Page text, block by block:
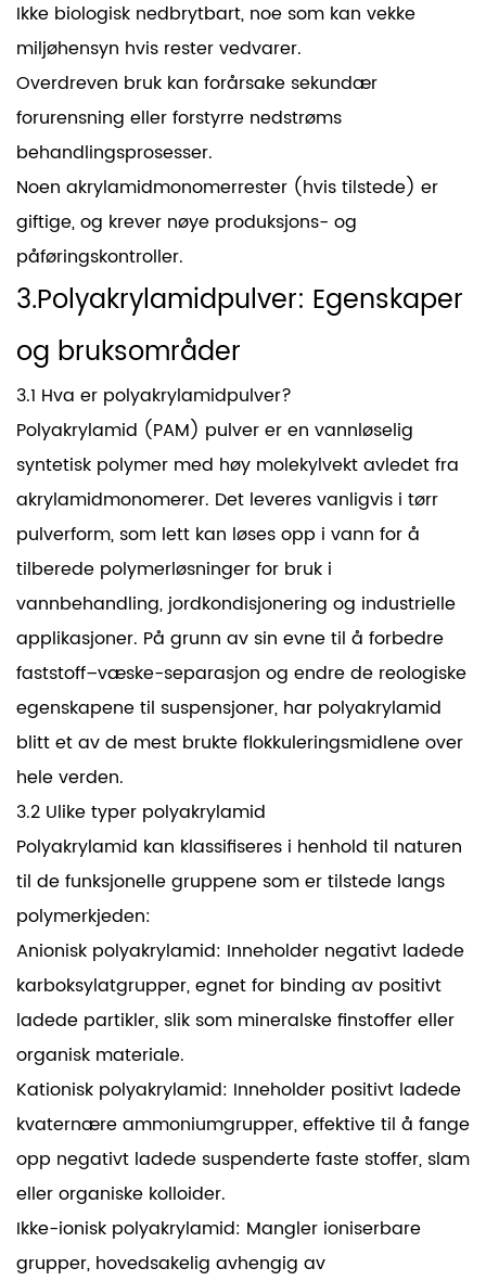
Ikke biologisk nedbrytbart, noe som kan vekke
miljøhensyn hvis rester vedvarer.
Overdreven bruk kan forårsake sekundær
forurensning eller forstyrre nedstrøms
behandlingsprosesser.
Noen akrylamidmonomerrester (hvis tilstede) er
giftige, og krever nøye produksjons- og
påføringskontroller.
3.Polyakrylamidpulver: Egenskaper
og bruksområder
3.1 Hva er polyakrylamidpulver?
Polyakrylamid (PAM) pulver er en vannløselig
syntetisk polymer med høy molekylvekt avledet fra
akrylamidmonomerer. Det leveres vanligvis i tørr
pulverform, som lett kan løses opp i vann for å
tilberede polymerløsninger for bruk i
vannbehandling, jordkondisjonering og industrielle
applikasjoner. På grunn av sin evne til å forbedre
faststoff–væske-separasjon og endre de reologiske
egenskapene til suspensjoner, har polyakrylamid
blitt et av de mest brukte flokkuleringsmidlene over
hele verden.
3.2 Ulike typer polyakrylamid
Polyakrylamid kan klassifiseres i henhold til naturen
til de funksjonelle gruppene som er tilstede langs
polymerkjeden:
Anionisk polyakrylamid: Inneholder negativt ladede
karboksylatgrupper, egnet for binding av positivt
ladede partikler, slik som mineralske finstoffer eller
organisk materiale.
Kationisk polyakrylamid: Inneholder positivt ladede
kvaternære ammoniumgrupper, effektive til å fange
opp negativt ladede suspenderte faste stoffer, slam
eller organiske kolloider.
Ikke-ionisk polyakrylamid: Mangler ioniserbare
grupper, hovedsakelig avhengig av